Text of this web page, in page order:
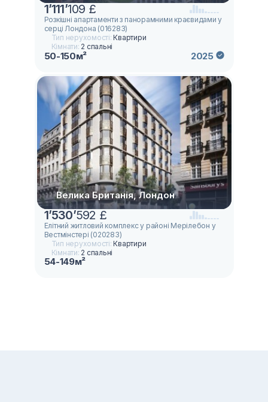
1’111’109 £
Розкішні апартаменти з панорамними краєвидами у
серці Лондона (016283)
Тип нерухомості:Квартири
Кімнати: 2 спальні
50-150м² 2025
Велика Британія, Лондон
1’530’592 £
Елітний житловий комплекс у районі Мерілебон у
Вестмінстері (020283)
Тип нерухомості:Квартири
Кімнати: 2 спальні
54-149м²